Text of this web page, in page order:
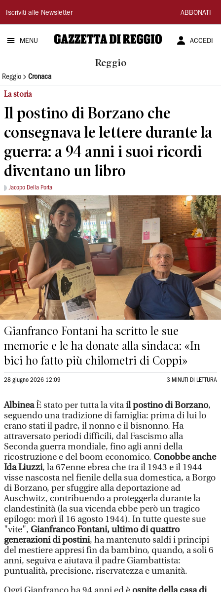
Gazzetta
di
Reggio
Iscriviti alle Newsletter ABBONATI
MENU ACCEDI
Reggio
Reggio Cronaca
La storia
Il postino di Borzano che
consegnava le lettere durante la
guerra: a 94 anni i suoi ricordi
diventano un libro
Jacopo Della Porta
Gianfranco Fontani ha scritto le sue
memorie e le ha donate alla sindaca: «In
bici ho fatto più chilometri di Coppi»
28 giugno 2026 12:09 3 MINUTI DI LETTURA
AlbineaÈ stato per tutta la vitail postino di Borzano,
seguendo una tradizione di famiglia: prima di lui lo
erano stati il padre, il nonno e il bisnonno. Ha
attraversato periodi difficili, dal Fascismo alla
Seconda guerra mondiale, fino agli anni della
ricostruzione e del boom economico. Conobbe anche
Ida Liuzzi, la 67enne ebrea che tra il 1943 e il 1944
visse nascosta nel fienile della sua domestica, a Borgo
di Borzano, per sfuggire alla deportazione ad
Auschwitz, contribuendo a proteggerla durante la
clandestinità (la sua vicenda ebbe però un tragico
epilogo: morì il 16 agosto 1944). In tutte queste sue
"vite", Gianfranco Fontani, ultimo di quattro
generazioni di postini, ha mantenuto saldi i principi
del mestiere appresi fin da bambino, quando, a soli 6
anni, seguiva e aiutava il padre Giambattista:
puntualità, precisione, riservatezza e umanità.